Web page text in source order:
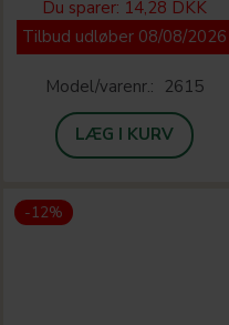
Du sparer: 14,28 DKK
Tilbud udløber 08/08/2026
Model/varenr.: 2615
LÆG I KURV
-12%